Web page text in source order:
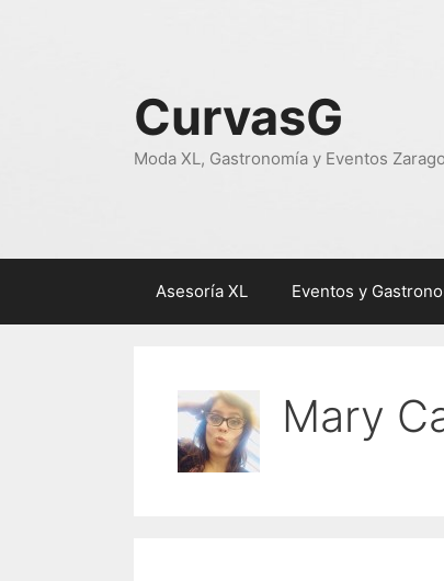
CurvasG
Moda XL, Gastronomía y Eventos
Asesoría XL Eventos y
Mary